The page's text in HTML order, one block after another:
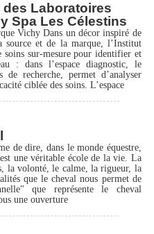
Laboratoires
Spa Les Célestins
Vichy Dans un décor inspiré de
source et de la marque, l’Institut
soins sur-mesure pour identifier et
: dans l’espace diagnostic, le
de recherche, permet d’analyser
ciblée des soins. L’espace
de dire, dans le monde équestre,
une véritable école de la vie. La
la volonté, le calme, la rigueur, la
que le cheval nous permet de
que représente le cheval
une ouverture